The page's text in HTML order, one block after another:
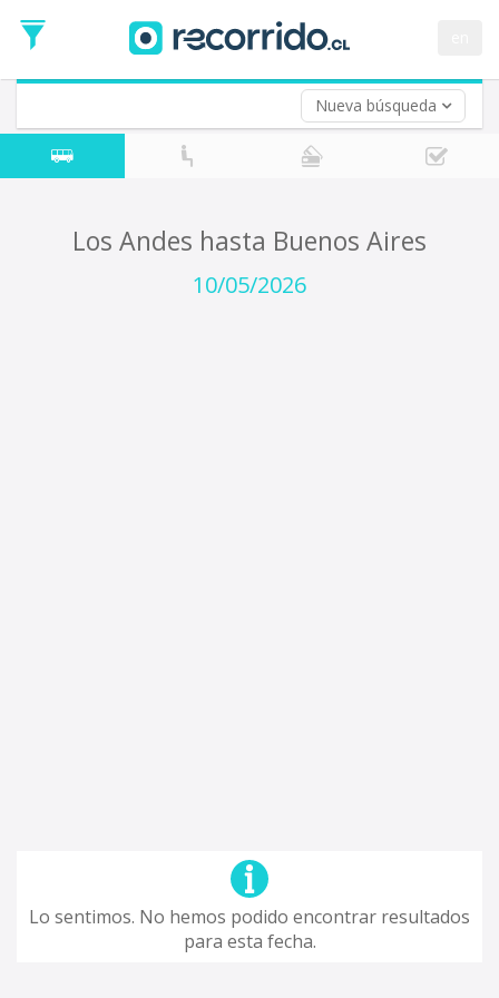
Nueva búsqueda
de
Ida
Vuelta (opcional)
Fecha
de
Los Andes hasta Buenos Aires
10/05/2026
Lo sentimos. No hemos podido encontrar resultados
para esta fecha.